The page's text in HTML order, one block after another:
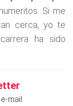
Si me
cerca, yo te
ha sido
mail.